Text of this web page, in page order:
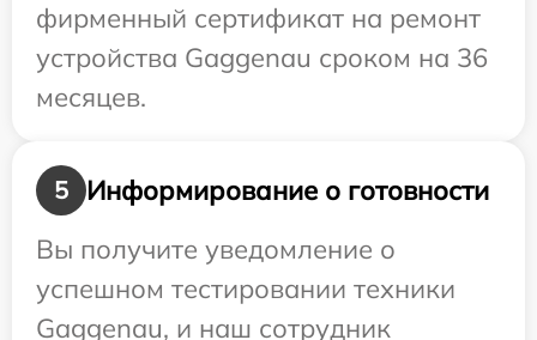
фирменный сертификат на ремонт
устройства Gaggenau сроком на 36
месяцев.
5
Информирование о готовности
Вы получите уведомление о
успешном тестировании техники
Gaggenau, и наш сотрудник